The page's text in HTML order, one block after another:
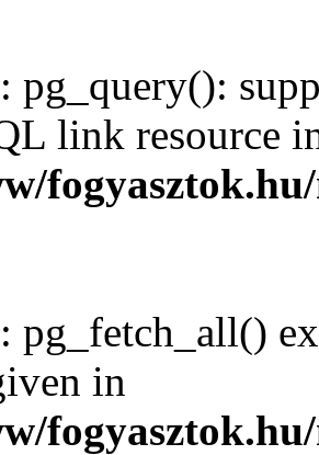
: pg_query():
link resource
: pg_fetch_all()
in